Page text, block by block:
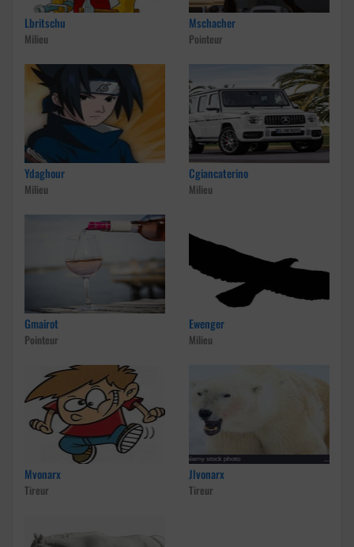
Lbritschu
Milieu
Mschacher
Pointeur
Ydaghour
Milieu
Cgiancaterino
Milieu
Gmairot
Pointeur
Ewenger
Milieu
Mvonarx
Tireur
Jlvonarx
Tireur